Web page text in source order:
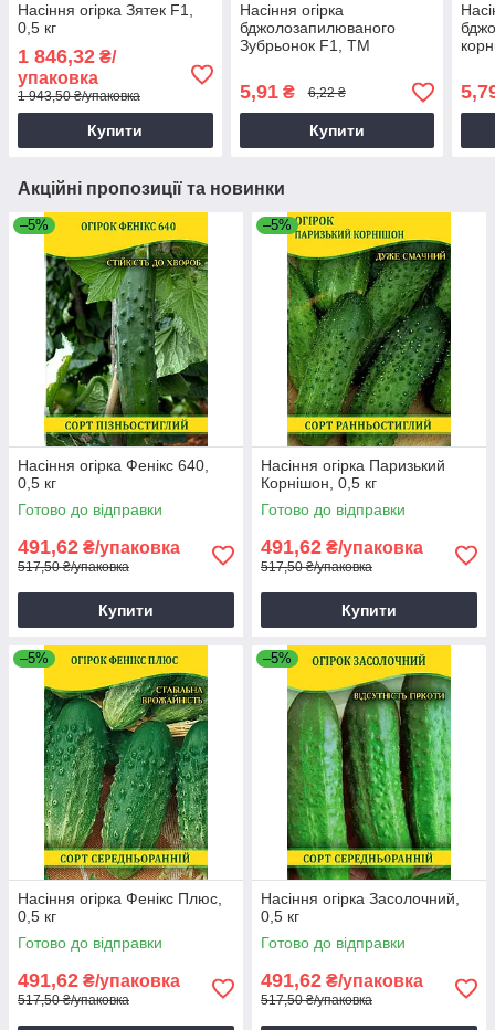
Насіння огірка Зятек F1,
0,5 кг
1 846,32 ₴/
упаковка
1 943,50 ₴/упаковка
Купити
Насіння огірка
бджолозапилюваного
Зубрьонок F1, ТМ
5,91₴ 6,22 ₴
Купити
Акційні пропозиції та новинки
–5%
Насіння огірка Фенікс 640,
0,5 кг
Готово до відправки
491,62 ₴/упаковка
517,50 ₴/упаковка
Купити
–5%
Насіння огірка Паризький
Корнішон, 0,5 кг
Готово до відправки
491,62 ₴/упаковка
517,50 ₴/упаковка
Купити
–5%
Насіння огірка Фенікс Плюс,
0,5 кг
Готово до відправки
491,62 ₴/упаковка
517,50 ₴/упаковка
–5%
Насіння огірка Засолочний,
0,5 кг
Готово до відправки
491,62 ₴/упаковка
517,50 ₴/упаковка